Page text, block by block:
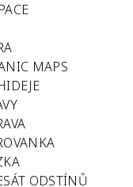
MAPS
ODSTÍNŮ